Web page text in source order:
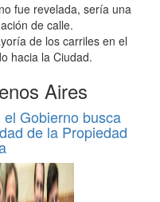
fue revelada, sería una
de calle.
de los carriles en el
hacia la Ciudad.
Aires
Gobierno busca
de la Propiedad